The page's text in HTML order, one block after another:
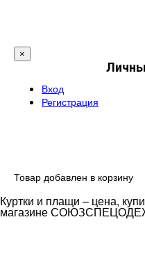
×
Вход
Регистрация
Товар добавлен в корзину
Куртки и плащи – цена,
магазине